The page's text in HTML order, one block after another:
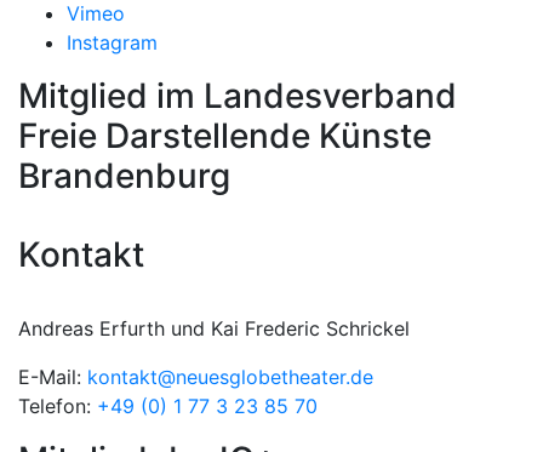
Vimeo
Instagram
Mitglied im Landesverband
Freie Darstellende Künste
Brandenburg
Kontakt
Andreas Erfurth und Kai Frederic Schrickel
E-Mail: kontakt@neuesglobetheater.de
Telefon: +49 (0) 1 77 3 23 85 70